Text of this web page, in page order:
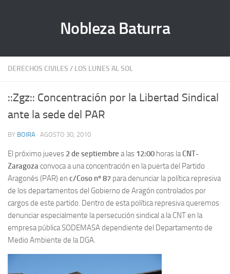
Nobleza Baturra
DERECHOS CIVILES / LOS LUNES AL SOL
::Zgz:: Concentración por la Libertad Sindical
ante la sede del PAR
BY BOIRA · AGOSTO 30, 2010
El próximo jueves 2 de septiembre a las 12:00 horas laCNT-
Zaragozaconvoca a una concentra­ción en la puerta del Partido
Aragonés (PAR) en c/Coso nº 87 para denunciar la política represiva
de los departamentos del Gobierno de Aragón controla­dos por
cargos de este partido. Dentro de esta política represiva que­re­mos
denunciar especial­mente la persecución sindical a la CNT en la
empresa pública SODEMASA dependiente del Departamento de
Medio Ambiente de la DGA.